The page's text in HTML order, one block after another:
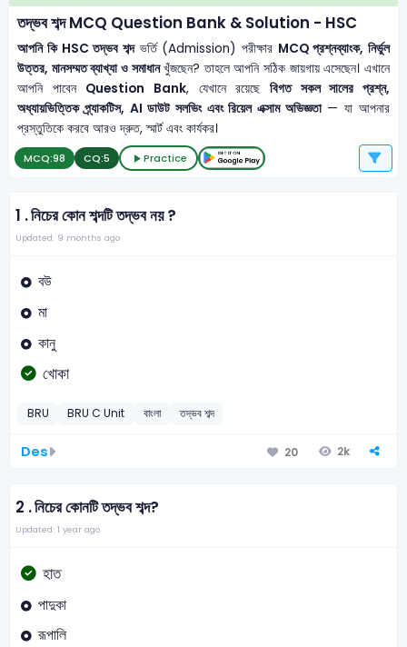
তদ্ভব শব্দ MCQ Question Bank & Solution - HSC
আপনি কি HSC তদ্ভব শব্দভর্তি (Admission) পরীক্ষার MCQ প্রশ্নব্যাংক, নির্ভুল
উত্তর, মানসম্মত ব্যাখ্যা ও সমাধানখুঁজছেন? তাহলে আপনি সঠিক জায়গায় এসেছেন। এখানে
আপনি পাবেন Question Bank, যেখানে রয়েছে বিগত সকল সালের প্রশ্ন,
অধ্যায়ভিত্তিক প্র্যাকটিস, AI ডাউট সলভিং এবং রিয়েল এক্সাম অভিজ্ঞতা— যা আপনার
প্রস্তুতিকে করবে আরও দ্রুত, স্মার্ট এবং কার্যকর।
MCQ:98 CQ:5 Practice
1 .নিচের কোন শব্দটি তদ্ভব নয় ?
Updated: 9 months ago
বউ
মা
কানু
খোকা
BRU BRU C Unit বাংলা তদ্ভব শব্দ
Des 20 2k
2 .নিচের কোনটি তদ্ভব শব্দ?
Updated: 1 year ago
হাত
পাদুকা
রূপালি